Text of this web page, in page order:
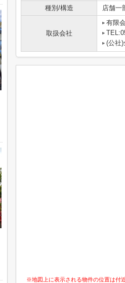
種別/構造
店舗一
取扱会社
有限
(公社
※地図上に表示される物件の位置は付